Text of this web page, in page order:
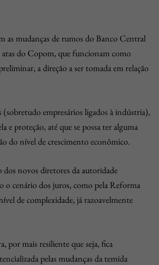
as mudanças de rumos do Banco Central
atas do Copom, que funcionam como
a direção a ser tomada em relação
empresários ligados à indústria),
proteção, até que se possa ter alguma
do nível de crescimento econômico.
dos novos diretores da autoridade
cenário dos juros, como pela Reforma
de complexidade, já razoavelmente
por mais resiliente que seja, fica
pelas mudanças da temida